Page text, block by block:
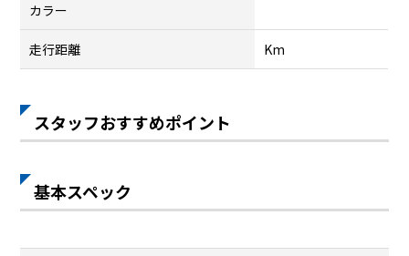
カラー
走行距離 Km
スタッフおすすめポイント
基本スペック